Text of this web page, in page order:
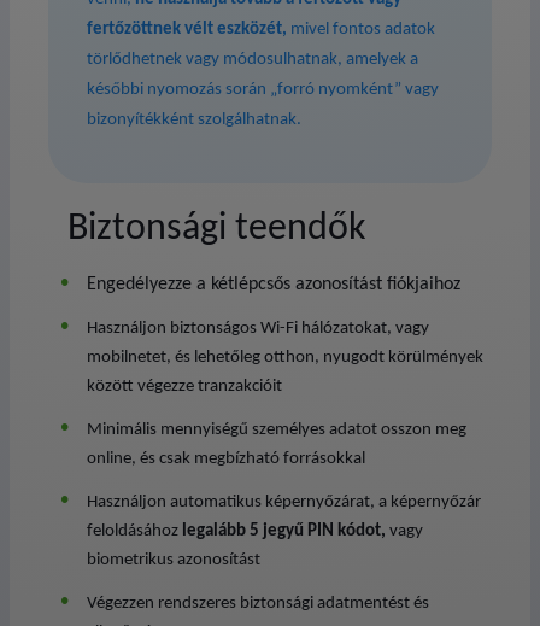
fertőzöttnek vélt eszközét, mivel fontos adatok
törlődhetnek vagy módosulhatnak, amelyek a
későbbi nyomozás során „forró nyomként” vagy
bizonyítékként szolgálhatnak.
Biztonsági teendők
Engedélyezze a kétlépcsős azonosítást fiókjaihoz
Használjon biztonságos Wi-Fi hálózatokat, vagy
mobilnetet, és lehetőleg otthon, nyugodt körülmények
között végezze tranzakcióit
Minimális mennyiségű személyes adatot osszon meg
online, és csak megbízható forrásokkal
Használjon automatikus képernyőzárat, a képernyőzár
feloldásához legalább 5 jegyű PIN kódot, vagy
biometrikus azonosítást
Végezzen rendszeres biztonsági adatmentést és